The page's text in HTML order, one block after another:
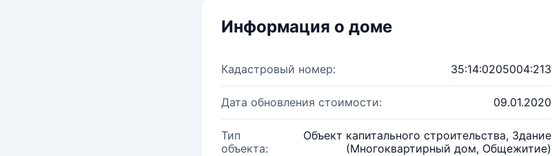
Информация о доме
Кадастровый номер: 35:14:0205004:213
Дата обновления стоимости: 09.01.2020
Тип
объекта:
Объект капитального строительства, Здание
(Многоквартирный дом, Общежитие)